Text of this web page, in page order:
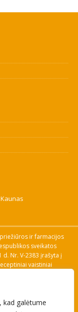
kad galėtume
ir farmacijos
sveikatos
Nr. V-2383 įrašyta į
vaistiniai
Vaistų ir medicinos
Sveikatos
apie įtariamą